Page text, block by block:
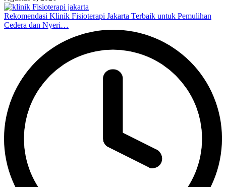
Rekomendasi Klinik Fisioterapi Jakarta Terbaik untuk Pemulihan
Cedera dan Nyeri…